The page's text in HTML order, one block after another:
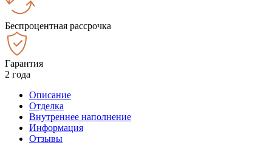
Беспроцентная рассрочка
Гарантия
2 года
Описание
Отделка
Внутреннее наполнение
Информация
Отзывы